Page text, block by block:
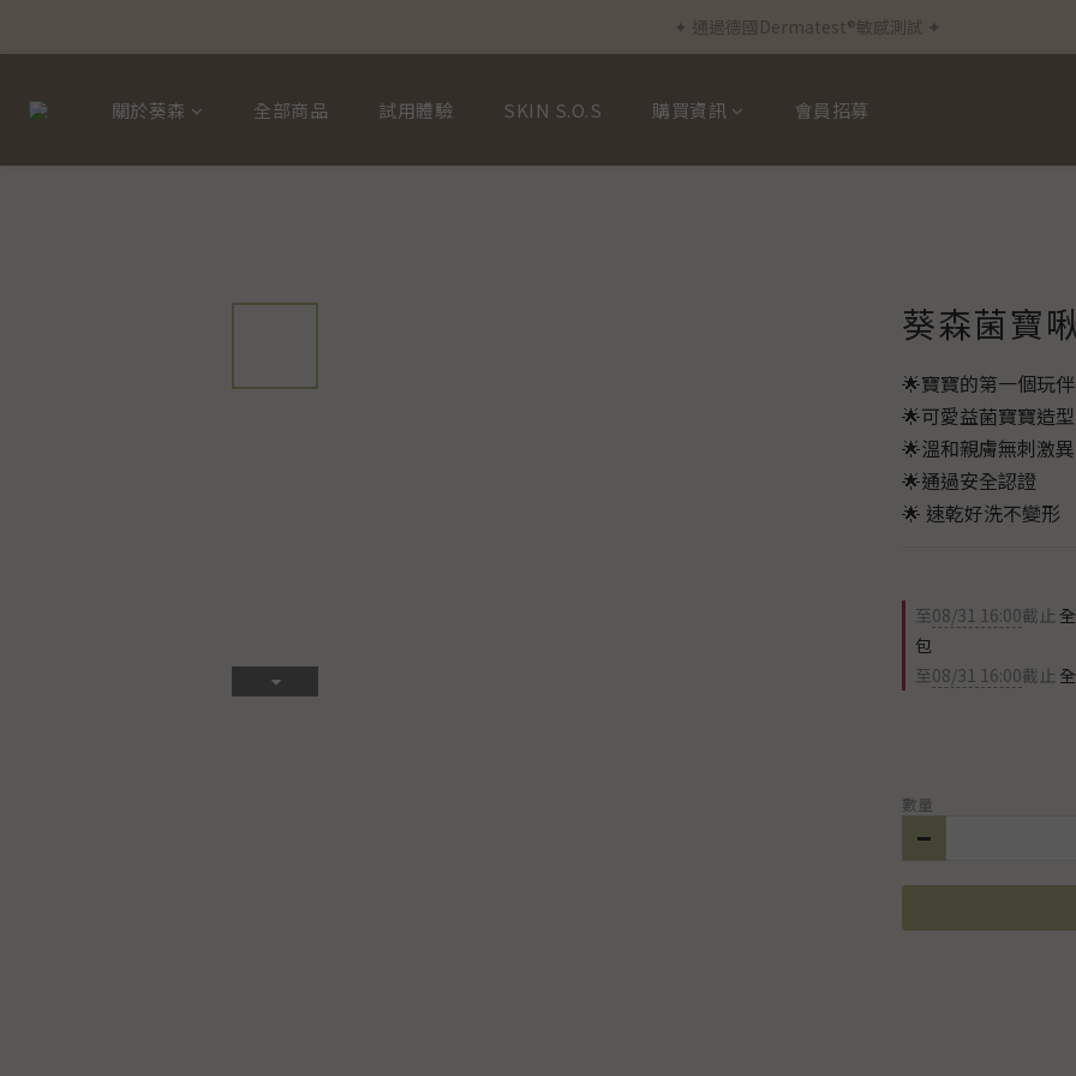
✦ 新客首筆訂單免運費 ✦
✦ 通過德國Dermatest®敏感測試 ✦
關於葵森 全部商品 試用體驗 SKIN S.O.S 購買資訊 會員招募
葵森菌寶
🌟寶寶的第一個玩伴
🌟可愛益菌寶寶造型
🌟溫和親膚無刺激
🌟通過安全認證
🌟 速乾好洗不變形
至08/31 16:00截止
包
至08/31 16:00截止
數量